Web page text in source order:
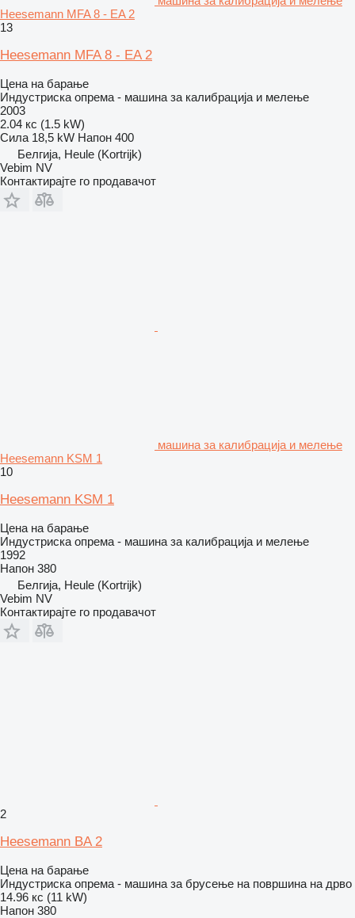
Heesemann MFA 8 - EA 2
13
Heesemann MFA 8 - EA 2
Цена на барање
Индустриска опрема - машина за калибрација и мелење
2003
2.04 кс (1.5 kW)
Сила 18,5 kW Напон 400
Белгија, Heule (Kortrijk)
Vebim NV
Контактирајте го продавачот
машина за калибрација и мелење
Heesemann KSM 1
10
Heesemann KSM 1
Цена на барање
Индустриска опрема - машина за калибрација и мелење
1992
Напон 380
Белгија, Heule (Kortrijk)
Vebim NV
Контактирајте го продавачот
2
Heesemann BA 2
Цена на барање
Индустриска опрема - машина за брусење на површина на дрво
14.96 кс (11 kW)
Напон 380